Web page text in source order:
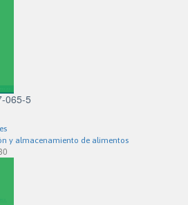
065-5
y almacenamiento de alimentos